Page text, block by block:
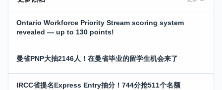
Ontario Workforce Priority Stream scoring system
revealed — up to 130 points!
曼省PNP大抽2146人！在曼省毕业的留学生机会来了
IRCC省提名Express Entry抽分！744分抢511个名额